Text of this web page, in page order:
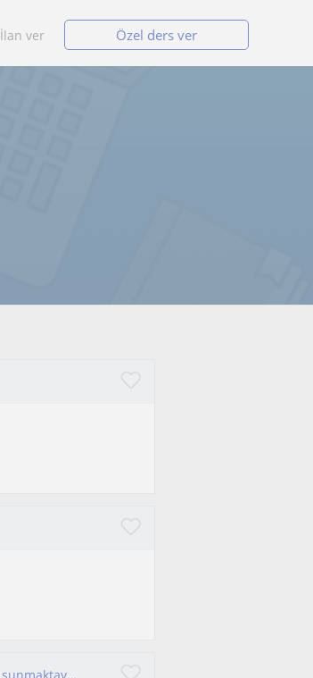
İlan ver Özel ders ver